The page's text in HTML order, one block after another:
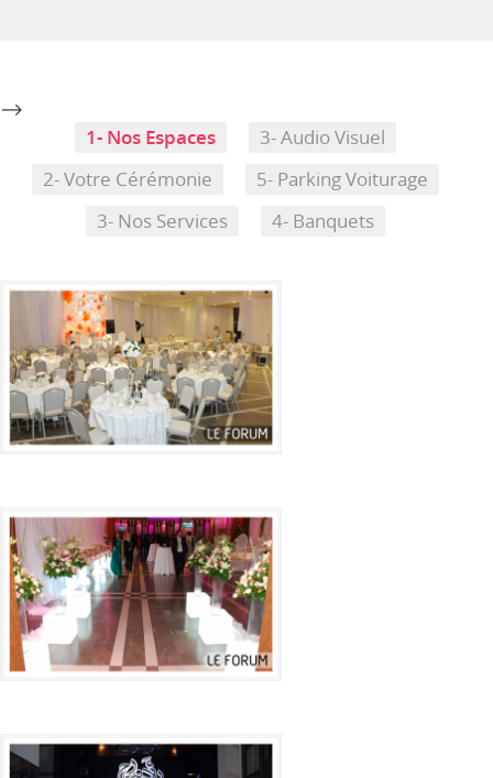
-->
1- Nos Espaces
3- Audio Visuel
2- Votre Cérémonie
5- Parking Voiturage
3- Nos Services
4- Banquets